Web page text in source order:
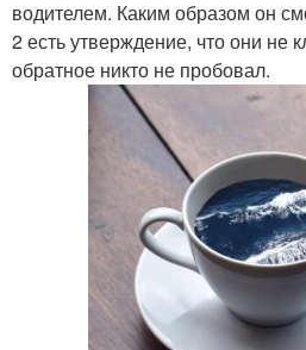
водителем. Каким образом он
2 есть утверждение, что они не
обратное никто не пробовал.